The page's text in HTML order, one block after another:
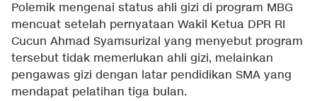
Polemik mengenai status ahli gizi di program MBG
mencuat setelah pernyataan Wakil Ketua DPR RI
Cucun Ahmad Syamsurizal yang menyebut program
tersebut tidak memerlukan ahli gizi, melainkan
pengawas gizi dengan latar pendidikan SMA yang
mendapat pelatihan tiga bulan.